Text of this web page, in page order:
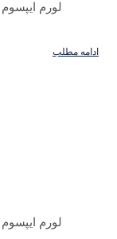
لورم
ادامه مطلب
لورم